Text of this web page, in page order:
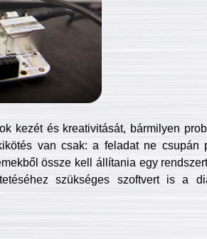
kezét és kreativitását, bármilyen
van csak: a feladat ne csupán
össze kell állítania egy
szükséges szoftvert is a